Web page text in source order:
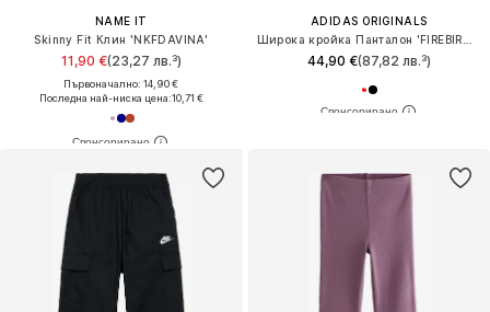
NAME IT
Skinny Fit Клин 'NKFDAVINA'
11,90 €(23,27 лв.³)
Първоначално: 14,90 €
Последна най-ниска цена:10,71 €
ADIDAS ORIGINALS
44,90 €(87,82 лв.³)